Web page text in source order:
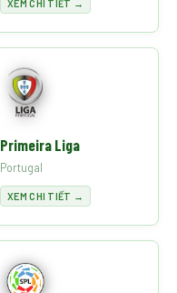
XEM CHI TIẾT →
Primeira Liga
Portugal
XEM CHI TIẾT →